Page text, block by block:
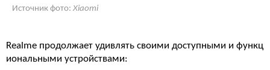
Источник фото: Xiaomi
Realme продолжает удивлять своими доступными и функц
иональными устройствами: